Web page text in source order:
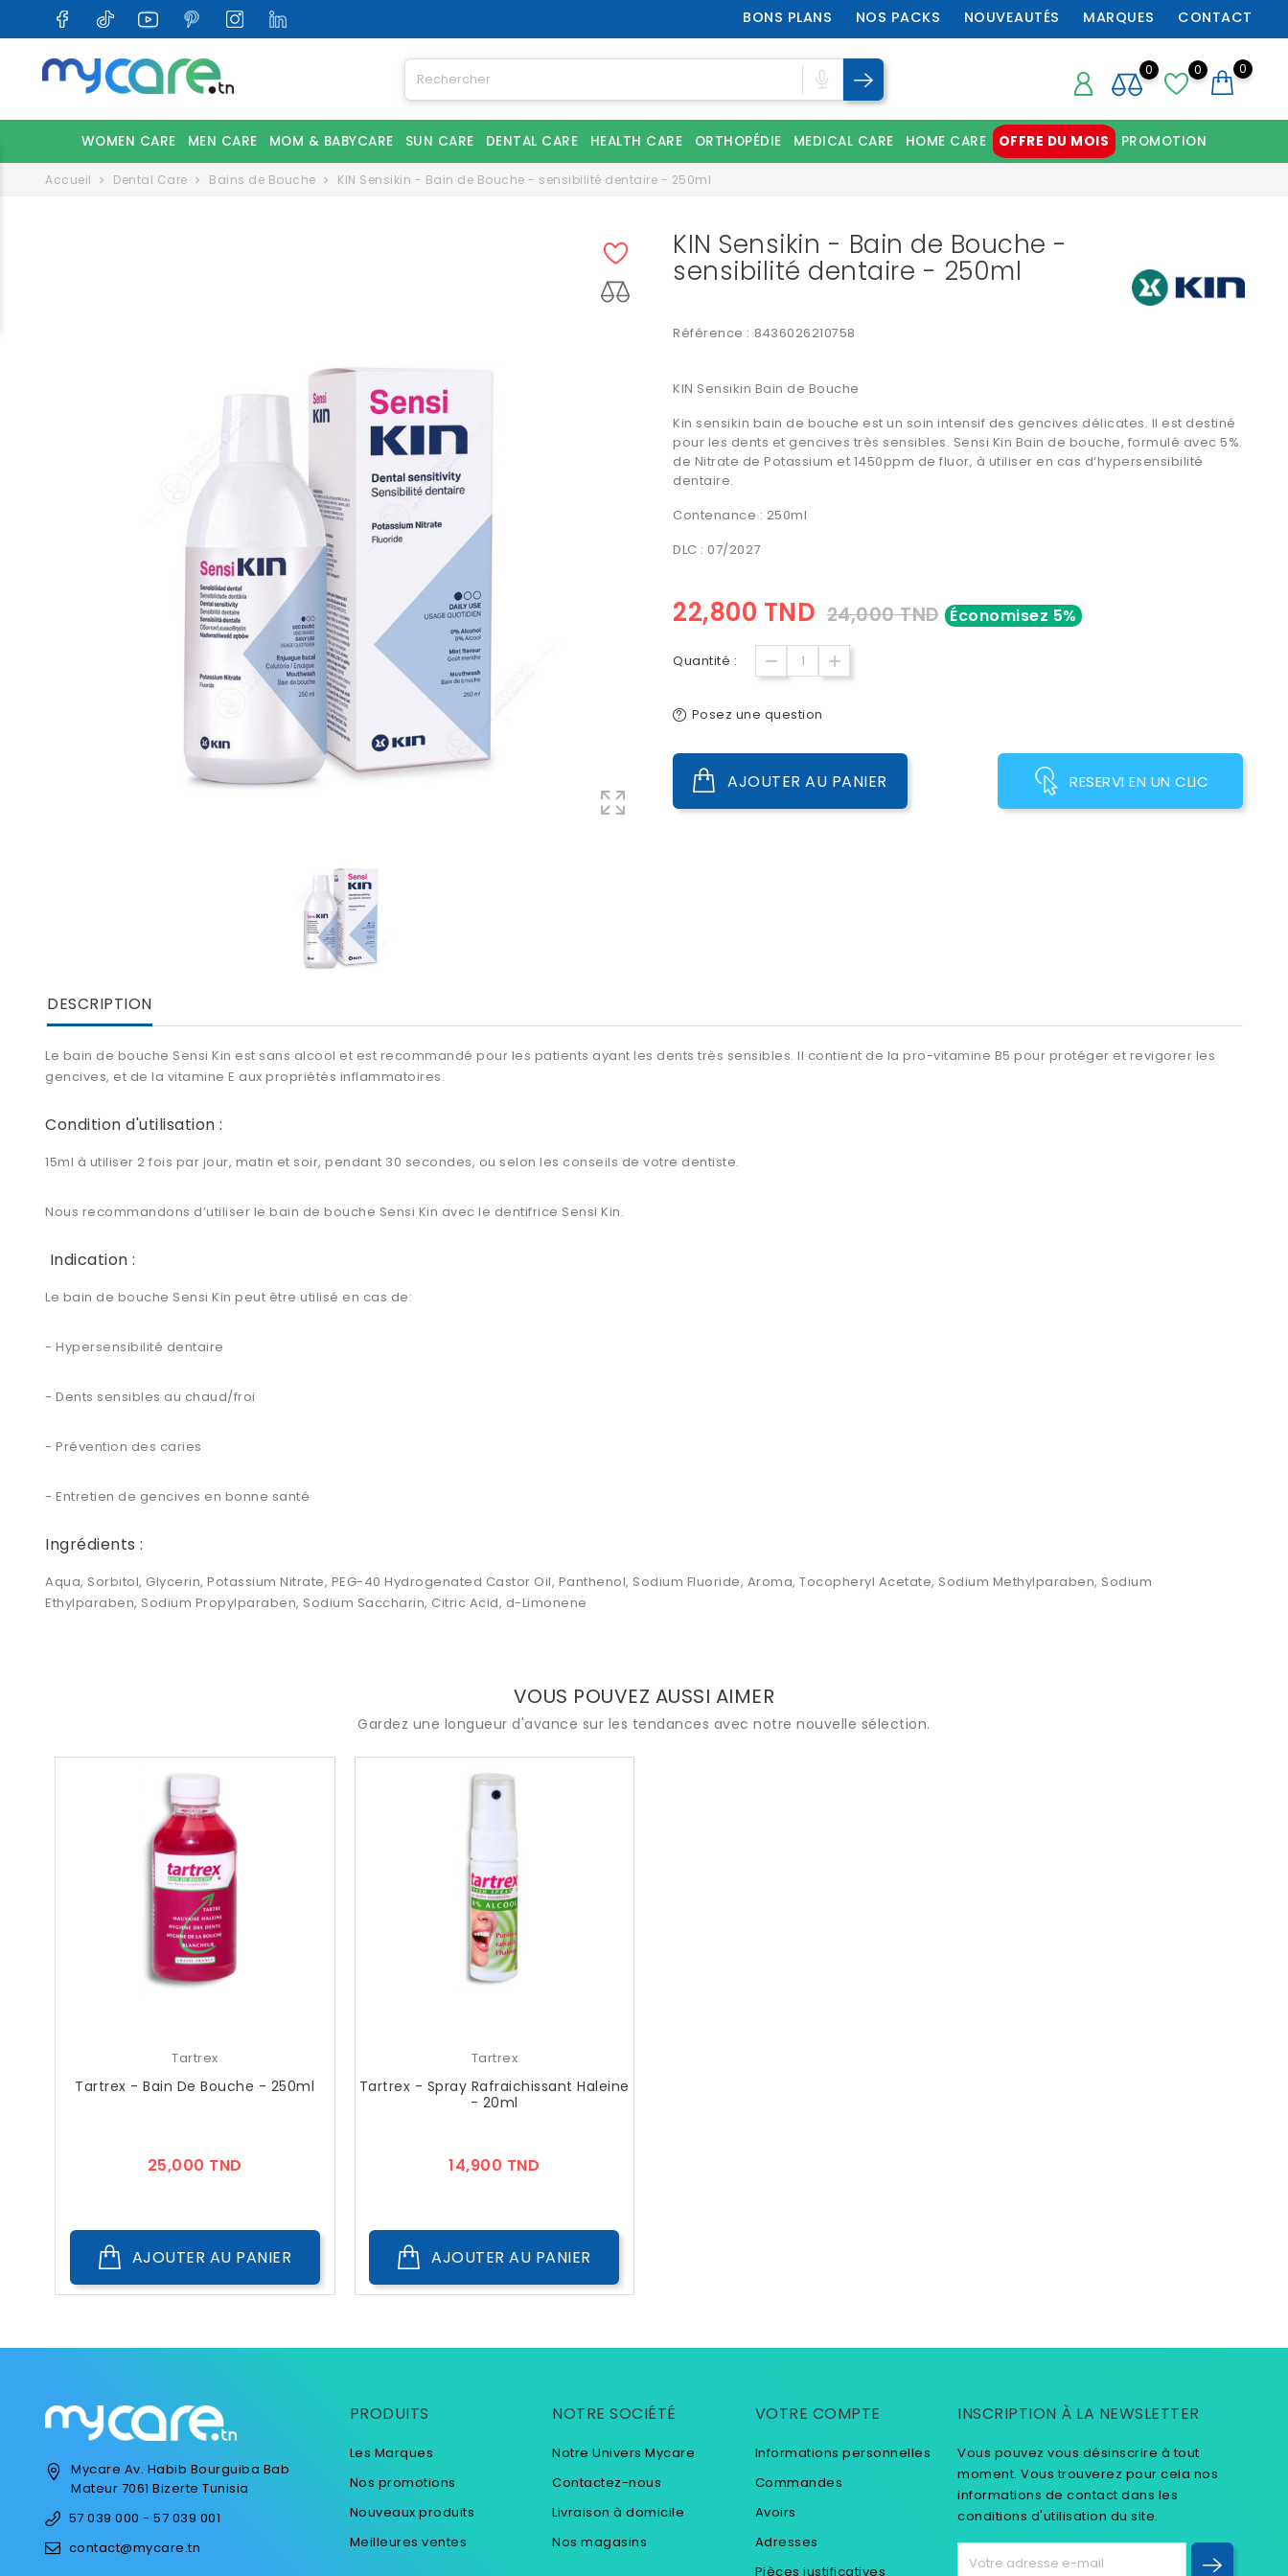
BONS PLANS NOS PACKS NOUVEAUTÉS MARQUES CONTACT
0 0
0
WOMEN CARE MEN CARE MOM & BABYCARE SUN CARE DENTAL CARE HEALTH CARE ORTHOPÉDIE MEDICAL CARE HOME CARE OFFRE DU MOIS PROMOTION
Accueil Dental Care Bains de Bouche KIN Sensikin - Bain de Bouche - sensibilité dentaire - 250ml
KIN Sensikin - Bain de Bouche -
sensibilité dentaire - 250ml
Référence : 8436026210758
KIN Sensikin Bain de Bouche
Kin sensikin bain de bouche est un soin intensif des gencives délicates. Il est destiné
pour les dents et gencives très sensibles. Sensi Kin Bain de bouche, formulé avec 5%
de Nitrate de Potassium et 1450ppm de fluor, à utiliser en cas d’hypersensibilité
dentaire.
Contenance : 250ml
DLC : 07/2027
22,800 TND 24,000 TND Économisez 5%
Quantité :
Posez une question
AJOUTER AU PANIER RESERVI EN UN CLIC
DESCRIPTION
Le bain de bouche Sensi Kin est sans alcool et est recommandé pour les patients ayant les dents très sensibles. Il contient de la pro-vitamine B5 pour protéger et revigorer les
gencives, et de la vitamine E aux propriétés inflammatoires.
Condition d'utilisation :
15ml à utiliser 2 fois par jour, matin et soir, pendant 30 secondes, ou selon les conseils de votre dentiste.
Nous recommandons d’utiliser le bain de bouche Sensi Kin avec le dentifrice Sensi Kin.
Indication :
Le bain de bouche Sensi Kin peut être utilisé en cas de:
- Hypersensibilité dentaire
- Dents sensibles au chaud/froi
- Prévention des caries
- Entretien de gencives en bonne santé
Ingrédients :
Aqua, Sorbitol, Glycerin, Potassium Nitrate, PEG-40 Hydrogenated Castor Oil, Panthenol, Sodium Fluoride, Aroma, Tocopheryl Acetate, Sodium Methylparaben, Sodium
Ethylparaben, Sodium Propylparaben, Sodium Saccharin, Citric Acid, d-Limonene
VOUS POUVEZ AUSSI AIMER
Gardez une longueur d'avance sur les tendances avec notre nouvelle sélection.
Tartrex
Tartrex - Bain De Bouche - 250ml
25,000 TND
AJOUTER AU PANIER
Tartrex
Tartrex - Spray Rafraichissant Haleine
- 20ml
14,900 TND
AJOUTER AU PANIER
Mycare Av. Habib Bourguiba Bab
Mateur 7061 Bizerte Tunisia
57 039 000 - 57 039 001
contact@mycare.tn
PRODUITS
Les Marques
Nos promotions
Nouveaux produits
Meilleures ventes
NOTRE SOCIÉTÉ
Notre Univers Mycare
Contactez-nous
Livraison à domicile
Nos magasins
VOTRE COMPTE
Informations personnelles
Commandes
Avoirs
Adresses
Pièces justificatives
INSCRIPTION À LA NEWSLETTER
Vous pouvez vous désinscrire à tout
moment. Vous trouverez pour cela nos
informations de contact dans les
conditions d'utilisation du site.